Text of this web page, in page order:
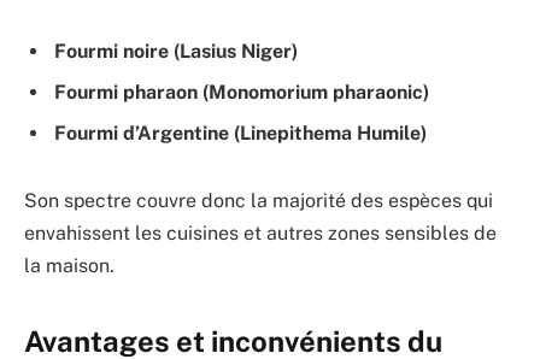
Fourmi noire (Lasius Niger)
Fourmi pharaon (Monomorium pharaonic)
Fourmi d’Argentine (Linepithema Humile)
Son spectre couvre donc la majorité des espèces qui
envahissent les cuisines et autres zones sensibles de
la maison.
Avantages et inconvénients du